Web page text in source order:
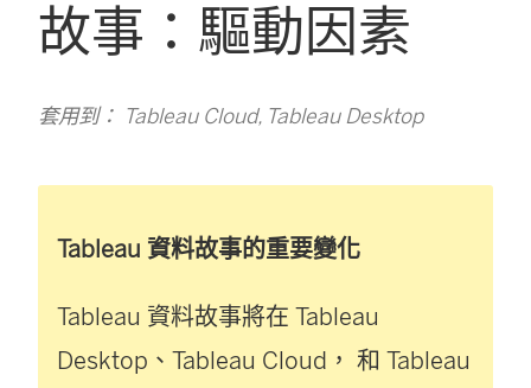
故事：驅動因素
套用到： Tableau Cloud, Tableau Desktop
Tableau 資料故事的重要變化
Tableau 資料故事將在 Tableau
Desktop 、 Tableau Cloud ， 和 Tableau